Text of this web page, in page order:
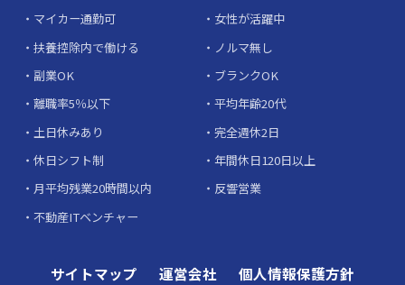
マイカー通勤可
女性が活躍中
扶養控除内で働ける
ノルマ無し
副業OK
ブランクOK
離職率5％以下
平均年齢20代
土日休みあり
完全週休2日
休日シフト制
年間休日120日以上
月平均残業20時間以内
反響営業
不動産ITベンチャー
サイトマップ 運営会社
個人情報保護方針